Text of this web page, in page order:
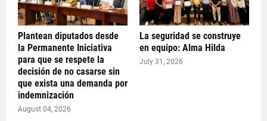
Plantean diputados desde
la Permanente Iniciativa
para que se respete la
decisión de no casarse sin
que exista una demanda por
indemnización
August 04, 2026
La seguridad se construye
en equipo: Alma Hilda
July 31, 2026